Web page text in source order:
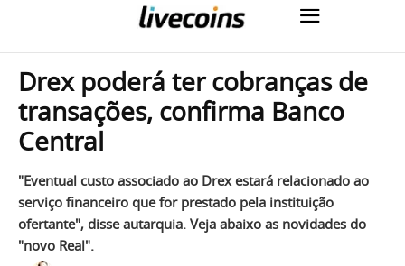
Drex poderá ter cobranças de
transações, confirma Banco
Central
"Eventual custo associado ao Drex estará relacionado ao
serviço financeiro que for prestado pela instituição
ofertante", disse autarquia. Veja abaixo as novidades do
"novo Real".